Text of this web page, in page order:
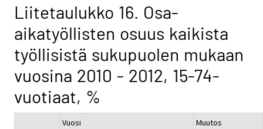
Liitetaulukko 16. Osa-
aikatyöllisten osuus kaikista
työllisistä sukupuolen mukaan
vuosina 2010 - 2012, 15-74-
vuotiaat, %
Vuosi
Muutos